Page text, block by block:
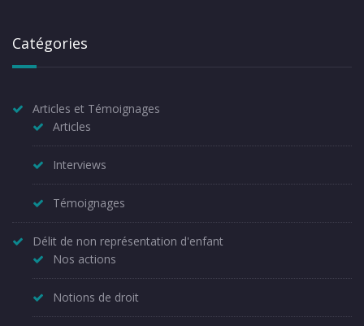
Catégories
Articles et Témoignages
Articles
Interviews
Témoignages
Délit de non représentation d'enfant
Nos actions
Notions de droit